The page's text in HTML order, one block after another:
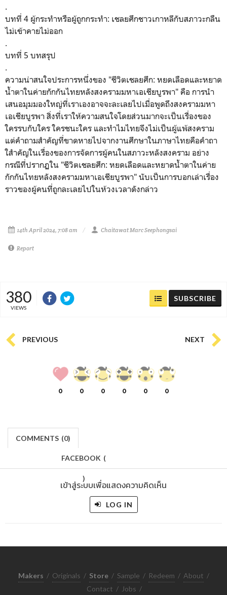
.
บทที่ 4 ผู้กระทำหรือผู้ถูกกระทำ: เชลยศึกชาวเกาหลีกับสภาวะกลืน
ไม่เข้าคายไม่ออก
.
บทที่ 5 บทสรุป
.
ความน่าสนใจประการหนึ่งของ "ชีวิตเชลยศึก: หยดเลือดและหยาด
น้ำตาในค่ายกักกันไทยหลังสงครามมหาเอเชียบูรพา" คือ การนำ
เสนอมุมมองใหญ่ที่เราเองอาจจะละเลยไปเมื่อพูดถึงสงครามมหา
เอเชียบูรพา สิ่งที่เราให้ความสนใจโดยส่วนมากจะเป็นเรื่องของ
ใครรบกับใคร ใครชนะใคร และทำไมไทยจึงไม่เป็นผู้แพ้สงคราม
แต่คำถามสำคัญที่ขาดหายไปจากงานศึกษาในภาษาไทยคือคำถา
ใสำคัญในเรื่องของการจัดการผู้คนในสภาวะหลังสงคราม อย่าง
กรณีที่ปรากฏใน "ชีวิตเชลยศึก: หยดเลือดและหยาดน้ำตาในค่าย
กักกันไทยหลังสงครามมหาเอเชียบูรพา" นับเป็นการบอกเล่าเรื่อง
ราวของผู้คนที่ถูกละเลยไปในห้วงเวลาดังกล่าว
14th April 2024, 7:08 am Chaitawat Marc Seephongsai
Report
380
VIEWS
SUBSCRIBE
PREVIOUS NEXT
0 0 0 0 0 0
COMMENTS (0)
FACEBOOK (
)
เข้าสู่ระบบเพื่อแสดงความคิดเห็น
LOG IN
Makers / Originals / Store / Sample / Redeem / About /
Contact / Jobs /